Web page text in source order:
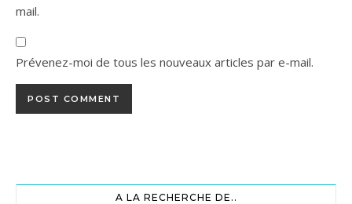
mail.
Prévenez-moi de tous les nouveaux articles par e-mail.
A LA RECHERCHE DE..